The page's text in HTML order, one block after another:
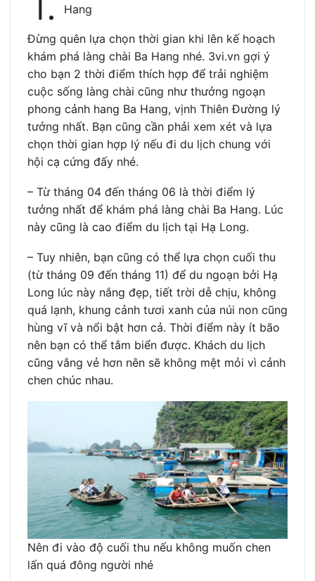
Hang
Đừng quên lựa chọn thời gian khi lên kế hoạch
khám phá làng chài Ba Hang nhé. 3vi.vn gợi ý
cho bạn 2 thời điểm thích hợp để trải nghiệm
cuộc sống làng chài cũng như thưởng ngoạn
phong cảnh hang Ba Hang, vịnh Thiên Đường lý
tưởng nhất. Bạn cũng cần phải xem xét và lựa
chọn thời gian hợp lý nếu đi du lịch chung với
hội cạ cứng đấy nhé.
– Từ tháng 04 đến tháng 06 là thời điểm lý
tưởng nhất để khám phá làng chài Ba Hang. Lúc
này cũng là cao điểm du lịch tại Hạ Long.
– Tuy nhiên, bạn cũng có thể lựa chọn cuối thu
(từ tháng 09 đến tháng 11) để du ngoạn bởi Hạ
Long lúc này nắng đẹp, tiết trời dễ chịu, không
quá lạnh, khung cảnh tươi xanh của núi non cũng
hùng vĩ và nổi bật hơn cả. Thời điểm này ít bão
nên bạn có thể tắm biển được. Khách du lịch
cũng vắng vẻ hơn nên sẽ không mệt mỏi vì cảnh
chen chúc nhau.
Nên đi vào độ cuối thu nếu không muốn chen
lấn quá đông người nhé